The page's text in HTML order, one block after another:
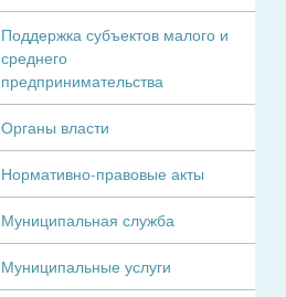
Поддержка субъектов малого и
среднего
предпринимательства
Органы власти
Нормативно-правовые акты
Муниципальная служба
Муниципальные услуги